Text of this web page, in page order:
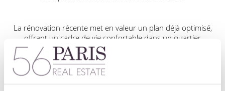
La rénovation récente met en valeur un plan déjà optimisé,
offrant un cadre de vie confortable dans un quartier
historique et culturellement riche, proche des galeries d’art,
musées et commerces emblématiques.